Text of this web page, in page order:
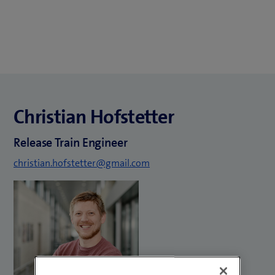
Christian Hofstetter
Release Train Engineer
christian.hofstetter@gmail.com